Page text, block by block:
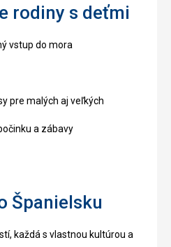
rodiny s deťmi
vstup do mora
pre malých aj veľkých
a zábavy
Španielsku
každá s vlastnou kultúrou a